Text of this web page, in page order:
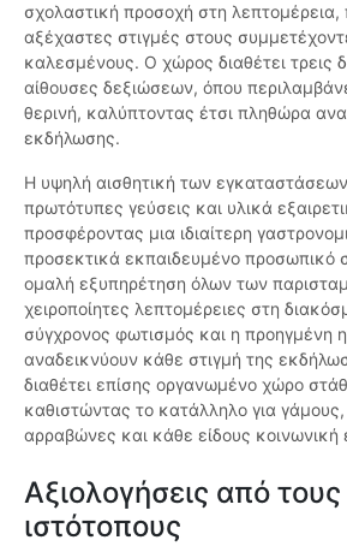
σχολαστική προσοχή στη
αξέχαστες στιγμές στους
καλεσμένους. Ο χώρος διαθέτει τρεις
αίθουσες δεξιώσεων, όπου
θερινή, καλύπτοντας έτσι πληθώρα
εκδήλωσης.
Η υψηλή αισθητική των
πρωτότυπες γεύσεις και υλικά
προσφέροντας μια ιδιαίτερη
προσεκτικά εκπαιδευμένο προσωπικό
ομαλή εξυπηρέτηση όλων των
χειροποίητες λεπτομέρειες στη
σύγχρονος φωτισμός και η προηγμένη
αναδεικνύουν κάθε στιγμή της
διαθέτει επίσης οργανωμένο χώρο
καθιστώντας το κατάλληλο για γάμους,
αρραβώνες και κάθε είδους κοινωνική
Αξιολογήσεις από
ιστότοπους